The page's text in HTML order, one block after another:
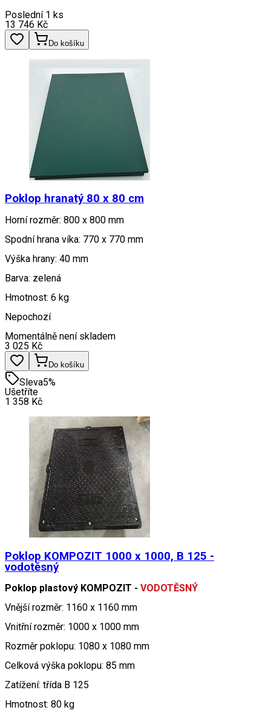
Poslední 1 ks
13 746 Kč
Do košíku
Poklop hranatý 80 x 80 cm
Horní rozměr: 800 x 800 mm
Spodní hrana víka: 770 x 770 mm
Výška hrany: 40 mm
Barva: zelená
Hmotnost: 6 kg
Nepochozí
Momentálně není skladem
3 025 Kč
Do košíku
Sleva5%
Ušetříte
1 358 Kč
Poklop KOMPOZIT 1000 x 1000, B 125 -
vodotěsný
Poklop plastový KOMPOZIT - VODOTĚSNÝ
Vnější rozměr: 1160 x 1160 mm
Vnitřní rozměr: 1000 x 1000 mm
Rozměr poklopu: 1080 x 1080 mm
Celková výška poklopu: 85 mm
Zatížení: třída B 125
Hmotnost: 80 kg